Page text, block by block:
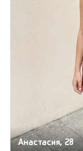
Анастасия, 28